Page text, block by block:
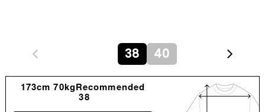
38 40
173cm 70kgRecommended
38